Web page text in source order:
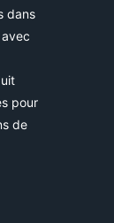
dans
pour
de